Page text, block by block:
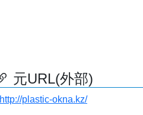
元URL(外部)
http://plastic-okna.kz/